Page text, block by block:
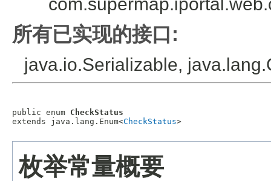
所有已实现的接口:
java.io.Serializable,
public enum CheckStatus
extends java.lang.Enum<CheckStatus
枚举常量概要